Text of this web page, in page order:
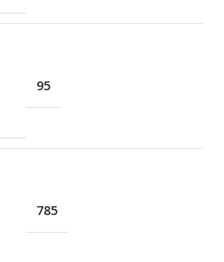
95
785